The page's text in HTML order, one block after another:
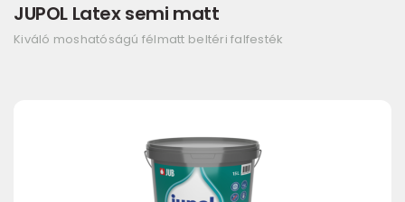
JUPOL Latex semi matt
Kiváló moshatóságú félmatt beltéri falfesték